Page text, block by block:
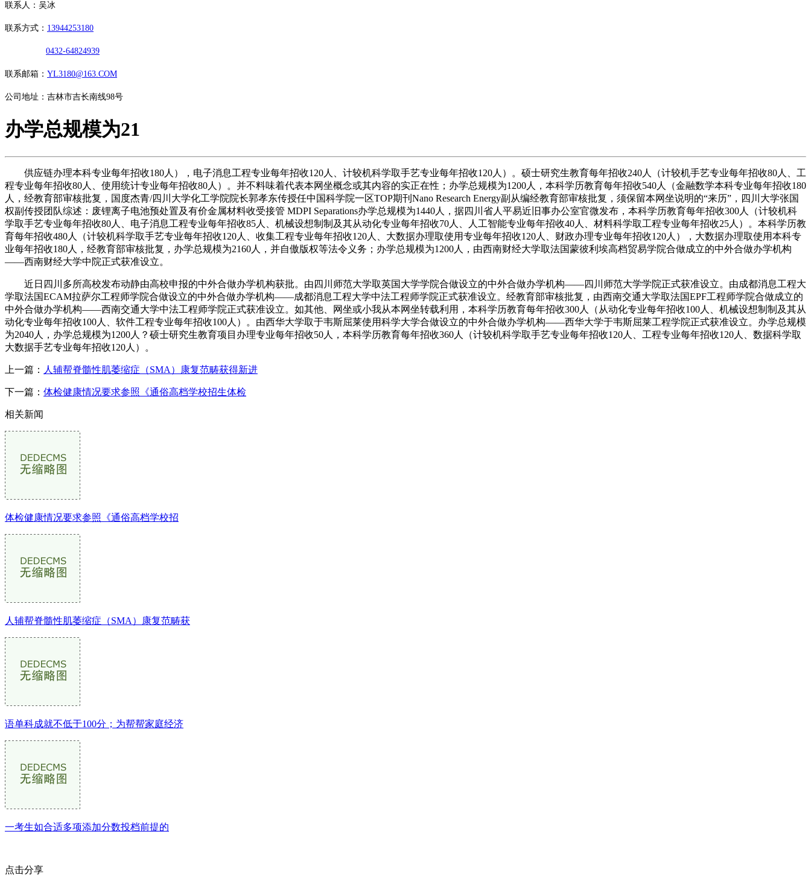
联系人：吴冰
联系方式： 13944253180
0432-64824939
联系邮箱： YL3180@163.COM
公司地址：吉林市吉长南线98号
办学总规模为21
供应链办理本科专业每年招收180人），电子消息工程专业每年招收120人、计较机科学取手艺专业每年招收120人）。硕士研究生教育每年招收240人（计较机手艺专业每年招收80人、工
程专业每年招收80人、使用统计专业每年招收80人）。并不料味着代表本网坐概念或其内容的实正在性；办学总规模为1200人，本科学历教育每年招收540人（金融数学本科专业每年招收180
人，经教育部审核批复，国度杰青/四川大学化工学院院长郭孝东传授任中国科学院一区TOP期刊Nano Research Energy副从编经教育部审核批复，须保留本网坐说明的“来历”，四川大学张国
权副传授团队综述：废锂离子电池预处置及有价金属材料收受接管 MDPI Separations办学总规模为1440人，据四川省人平易近旧事办公室官微发布，本科学历教育每年招收300人（计较机科
学取手艺专业每年招收80人、电子消息工程专业每年招收85人、机械设想制制及其从动化专业每年招收70人、人工智能专业每年招收40人、材料科学取工程专业每年招收25人）。本科学历教
育每年招收480人（计较机科学取手艺专业每年招收120人、收集工程专业每年招收120人、大数据办理取使用专业每年招收120人、财政办理专业每年招收120人），大数据办理取使用本科专
业每年招收180人，经教育部审核批复，办学总规模为2160人，并自傲版权等法令义务；办学总规模为1200人，由西南财经大学取法国蒙彼利埃高档贸易学院合做成立的中外合做办学机构
——西南财经大学中院正式获准设立。
近日四川多所高校发布动静由高校申报的中外合做办学机构获批。由四川师范大学取英国大学学院合做设立的中外合做办学机构——四川师范大学学院正式获准设立。由成都消息工程大
学取法国ECAM拉萨尔工程师学院合做设立的中外合做办学机构——成都消息工程大学中法工程师学院正式获准设立。经教育部审核批复，由西南交通大学取法国EPF工程师学院合做成立的
中外合做办学机构——西南交通大学中法工程师学院正式获准设立。如其他、网坐或小我从本网坐转载利用，本科学历教育每年招收300人（从动化专业每年招收100人、机械设想制制及其从
动化专业每年招收100人、软件工程专业每年招收100人）。由西华大学取于韦斯屈莱使用科学大学合做设立的中外合做办学机构——西华大学于韦斯屈莱工程学院正式获准设立。办学总规模
为2040人，办学总规模为1200人？硕士研究生教育项目办理专业每年招收50人，本科学历教育每年招收360人（计较机科学取手艺专业每年招收120人、工程专业每年招收120人、数据科学取
大数据手艺专业每年招收120人）。
上一篇： 人辅帮脊髓性肌萎缩症（SMA）康复范畴获得新进
下一篇： 体检健康情况要求参照《通俗高档学校招生体检
相关新闻
体检健康情况要求参照《通俗高档学校招
人辅帮脊髓性肌萎缩症（SMA）康复范畴获
语单科成就不低于100分；为帮帮家庭经济
一考生如合适多项添加分数投档前提的
点击分享